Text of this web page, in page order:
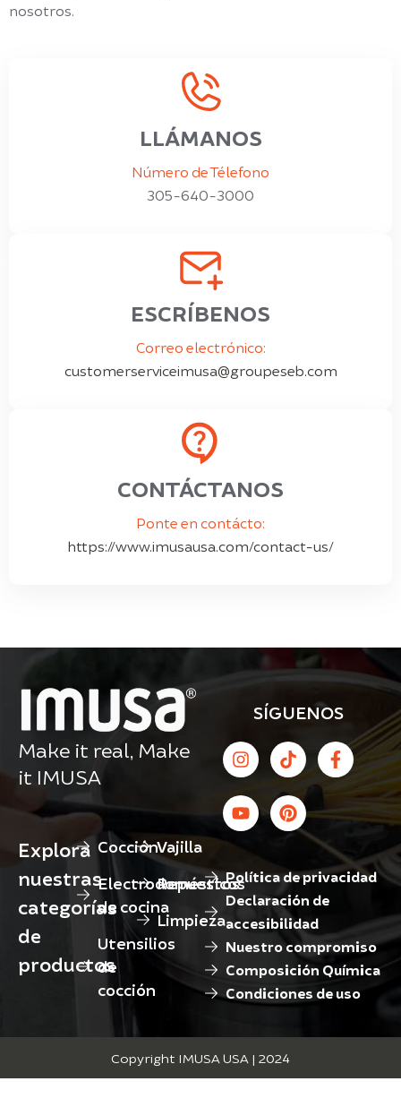
nosotros.
LLÁMANOS
Número de Télefono
305-640-3000
ESCRÍBENOS
Correo electrónico:
customerserviceimusa@groupeseb.com
CONTÁCTANOS
Ponte en contácto:
https://www.imusausa.com/contact-us/
Make it real, Make
it IMUSA
Explora
nuestras
categorías
de
productos
Cocción
Electrodomésticos
de cocina
Utensilios
de
cocción
Vajilla
Repuestos
Limpieza
SÍGUENOS
Política de privacidad
Declaración de
accesibilidad
Nuestro compromiso
Composición Química
Condiciones de uso
Copyright IMUSA USA | 2024